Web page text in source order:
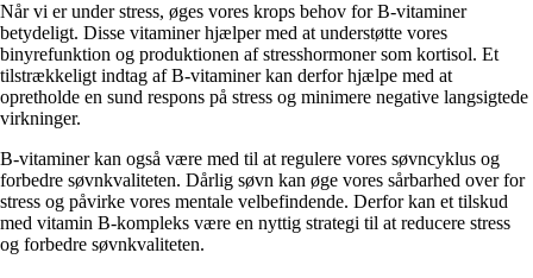
Når vi er under stress, øges vores krops behov for B-vitaminer
betydeligt. Disse vitaminer hjælper med at understøtte vores
binyrefunktion og produktionen af stresshormoner som kortisol. Et
tilstrækkeligt indtag af B-vitaminer kan derfor hjælpe med at
opretholde en sund respons på stress og minimere negative langsigtede
virkninger.
B-vitaminer kan også være med til at regulere vores søvncyklus og
forbedre søvnkvaliteten. Dårlig søvn kan øge vores sårbarhed over for
stress og påvirke vores mentale velbefindende. Derfor kan et tilskud
med vitamin B-kompleks være en nyttig strategi til at reducere stress
og forbedre søvnkvaliteten.